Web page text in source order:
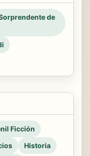
de
Ficción
Historia